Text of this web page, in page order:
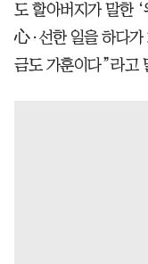
도 할아버지가 말한
心·선한 일을 하다가
금도 가훈이다”라고